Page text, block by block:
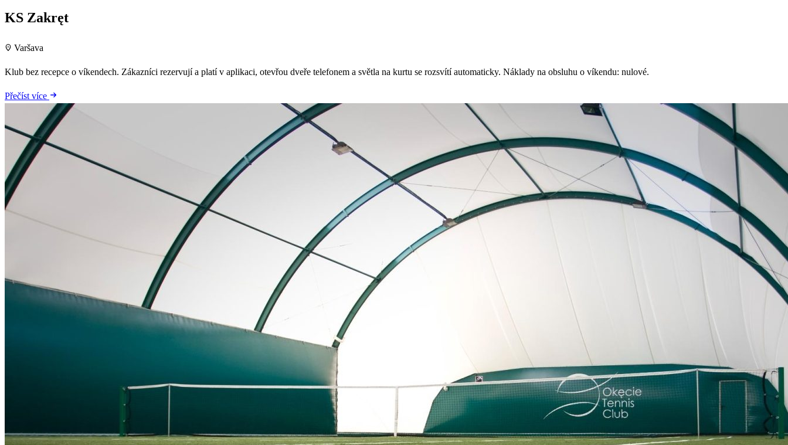
KS Zakręt
Varšava
Klub bez recepce o víkendech. Zákazníci rezervují a platí v aplikaci, otevřou dveře telefonem a světla na kurtu se rozsvítí automaticky. Náklady na obsluhu o víkendu: nulové.
Přečíst více